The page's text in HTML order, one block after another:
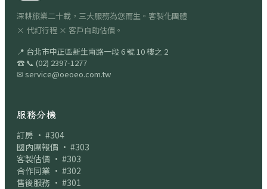
深耕旅業二十載，三大服務為您而生。客製化團體
× 代訂行程 × 客戶自助估價。
📍 台北市中正區新生南路一段 6 號 10 樓之 2
☎ 📞 (02) 2397-1277
✉ service@oeoeo.com.tw
服務分機
訂房 · #304
國內團報價 · #303
客製估價 · #303
合作同業 · #302
售後服務 · #301